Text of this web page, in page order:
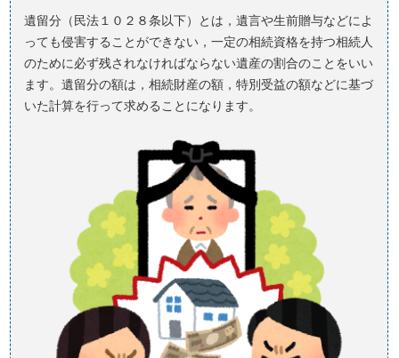
遺留分（民法１０２８条以下）とは，遺言や生前贈与などによ
っても侵害することができない，一定の相続資格を持つ相続人
のために必ず残されなければならない遺産の割合のことをいい
ます。遺留分の額は，相続財産の額，特別受益の額などに基づ
いた計算を行って求めることになります。